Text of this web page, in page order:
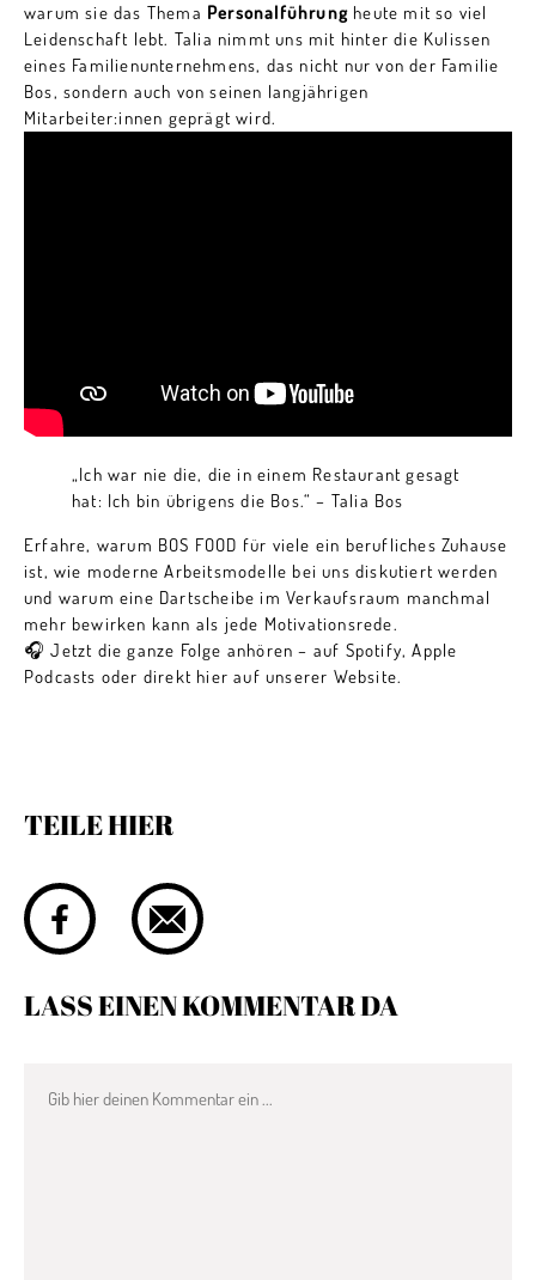
warum sie das Thema Personalführung heute mit so viel
Leidenschaft lebt. Talia nimmt uns mit hinter die Kulissen
eines Familienunternehmens, das nicht nur von der Familie
Bos, sondern auch von seinen langjährigen
Mitarbeiter:innen geprägt wird.
„Ich war nie die, die in einem Restaurant gesagt
hat: Ich bin übrigens die Bos.“ – Talia Bos
Erfahre, warum BOS FOOD für viele ein berufliches Zuhause
ist, wie moderne Arbeitsmodelle bei uns diskutiert werden
und warum eine Dartscheibe im Verkaufsraum manchmal
mehr bewirken kann als jede Motivationsrede.
🎧 Jetzt die ganze Folge anhören – auf Spotify, Apple
Podcasts oder direkt hier auf unserer Website.
LASS EINEN KOMMENTAR DA
TEILE HIER